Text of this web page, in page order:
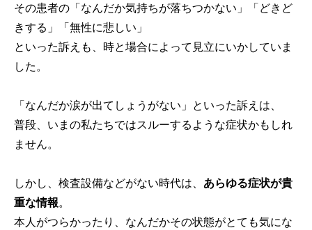
その患者の「なんだか気持ちが落ちつかない」「どきど
きする」「無性に悲しい」
といった訴えも、時と場合によって見立にいかしていま
した。
「なんだか涙が出てしょうがない」といった訴えは、
普段、いまの私たちではスルーするような症状かもしれ
ません。
しかし、検査設備などがない時代は、 あらゆる症状が貴
重な情報。
本人がつらかったり、なんだかその状態がとても気にな